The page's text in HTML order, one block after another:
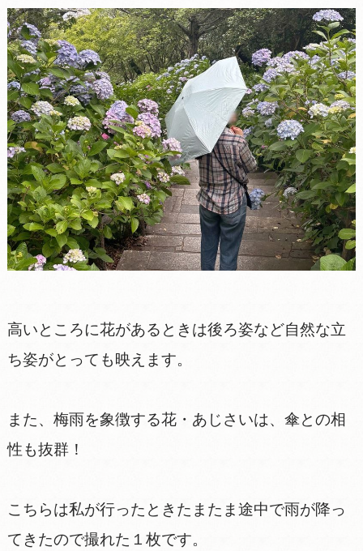
高いところに花があるときは後ろ姿など自然な立
ち姿がとっても映えます。
また、梅雨を象徴する花・あじさいは、傘との相
性も抜群！
こちらは私が行ったときたまたま途中で雨が降っ
てきたので撮れた１枚です。